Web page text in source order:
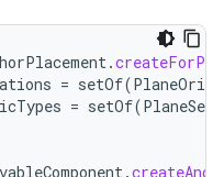
.
= setOf(
= setOf(
.